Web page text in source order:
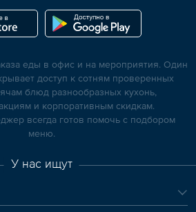
еды в офис и на мероприятия. Один
доступ к сотням проверенных
блюд разнообразных кухонь,
и корпоративным скидкам.
всегда готов помочь с подбором
меню.
У нас ищут